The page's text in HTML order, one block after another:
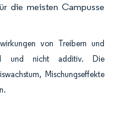
die meisten Campusse
von Treibern und
und nicht additiv. Die
Mischungseffekte